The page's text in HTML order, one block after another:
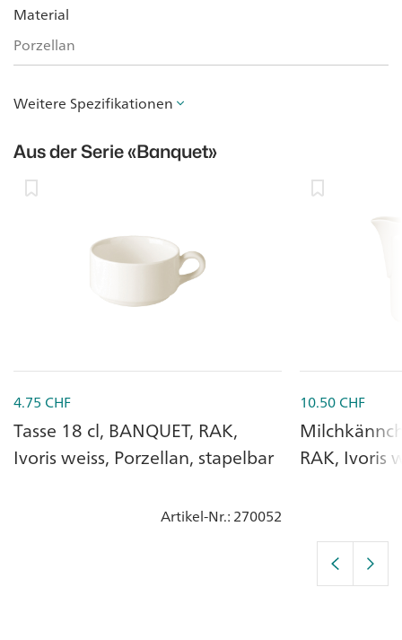
Material
Porzellan
Weitere Spezifikationen
Aus der Serie«Banquet»
4.75 CHF
Tasse 18 cl, BANQUET, RAK,
Ivoris weiss, Porzellan, stapelbar
Artikel-Nr.: 270052
10.50CHF
RAK, Ivoris